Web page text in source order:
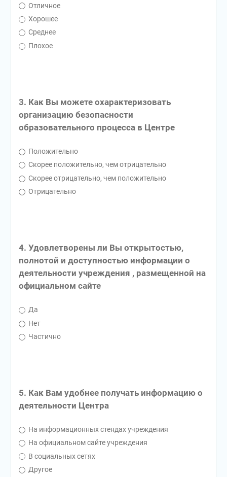
Отличное
Хорошее
Среднее
Плохое
3. Как Вы можете охарактеризовать
организацию безопасности
образовательного процесса в Центре
Положительно
Скорее положительно, чем отрицательно
Скорее отрицательно, чем положительно
Отрицательно
4. Удовлетворены ли Вы открытостью,
полнотой и доступностью информации о
деятельности учреждения , размещенной на
официальном сайте
Да
Нет
Частично
5. Как Вам удобнее получать информацию о
деятельности Центра
На информационных стендах учреждения
На официальном сайте учреждения
В социальных сетях
Другое